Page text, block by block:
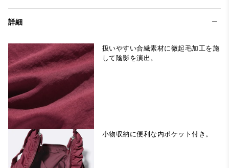
詳細
扱いやすい合繊素材に微起毛加工を施
して陰影を演出。
小物収納に便利な内ポケット付き。